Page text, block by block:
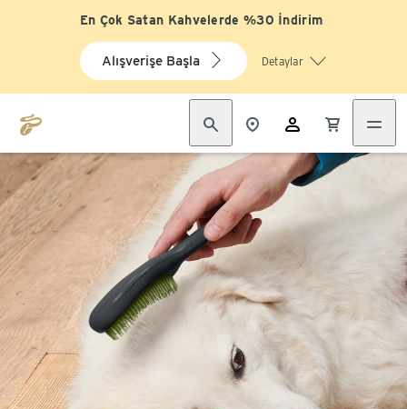
En Çok Satan Kahvelerde %30 İndirim
Alışverişe Başla Detaylar